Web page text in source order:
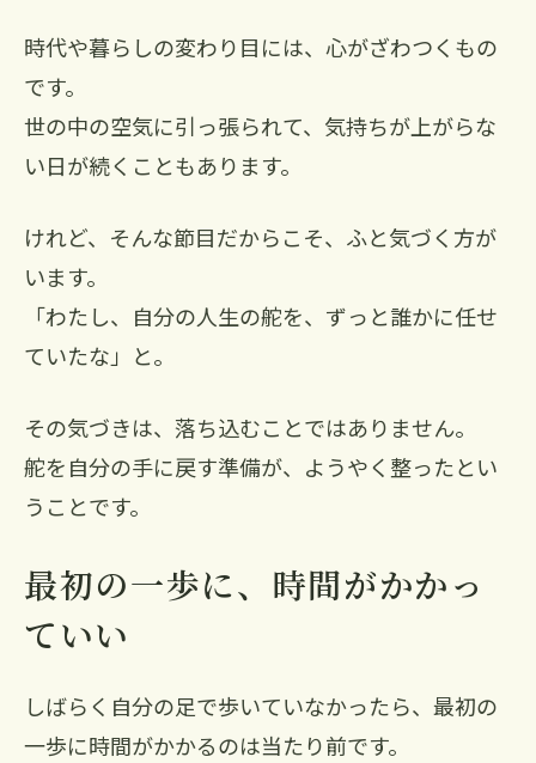
時代や暮らしの変わり目には、心がざわつくもの
です。
世の中の空気に引っ張られて、気持ちが上がらな
い日が続くこともあります。
けれど、そんな節目だからこそ、ふと気づく方が
います。
「わたし、自分の人生の舵を、ずっと誰かに任せ
ていたな」と。
その気づきは、落ち込むことではありません。
舵を自分の手に戻す準備が、ようやく整ったとい
うことです。
最初の一歩に、時間がかかっ
ていい
しばらく自分の足で歩いていなかったら、最初の
一歩に時間がかかるのは当たり前です。